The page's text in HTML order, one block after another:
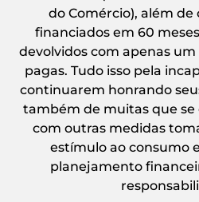
do Comércio), além
financiados em 60
devolvidos com apenas
pagas. Tudo isso pela
continuarem honrando
também de muitas que
com outras medidas
estímulo ao consumo
planejamento